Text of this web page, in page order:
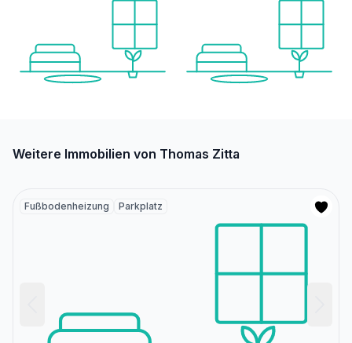
Weitere Immobilien von Thomas Zitta
Fußbodenheizung Parkplatz